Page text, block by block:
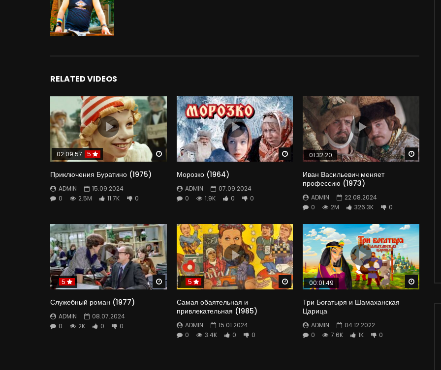
RELATED VIDEOS
Watch Later
02:09:57 5
Приключения Буратино (1975)
ADMIN
15.09.2024
0
2.5M 11.7K 0
Watch Later
Морозко (1964)
ADMIN
07.09.2024
0
1.9K 0 0
Watch
01:32:20
Иван Васильевич меняет
профессию (1973)
ADMIN
22.08.2024
0
2M 326.3K 0
Watch Later
5
Служебный роман (1977)
ADMIN
08.07.2024
0
2K 0 0
Watch Later
5
Самая обаятельная и
привлекательная (1985)
ADMIN
15.01.2024
0
3.4K 0 0
Watch
00:01:49
Три Богатыря и Шамаханская
Царица
ADMIN
04.12.2022
0
7.6K 1K 0